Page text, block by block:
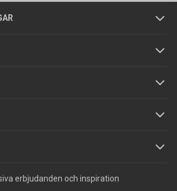
erbjudanden och inspiration